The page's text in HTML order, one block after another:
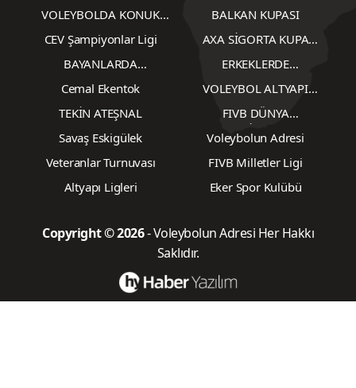
VOLEYBOLDA KONUK
YAZARLAR
BALKAN KUPASI
CEV Şampiyonlar Ligi
AXA SİGORTA KUPA
BAYANLARDA
TRANSFERLER
ERKEKLERDE
Cemal Ekentok
VOLEYBOL ALTYAPI
KARŞILAŞMALARI
TEKİN ATEŞNAL
FIVB DÜNYA
ŞAMPİYONASI
Savaş Eskigülek
Voleybolun Adresi
Veteranlar Turnuvası
FIVB Milletler Ligi
Altyapı Ligleri
Eker Spor Kulübü
Copyright © 2026- Voleybolun Adresi Her Hakkı
Saklıdır.